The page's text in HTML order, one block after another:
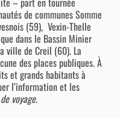
de communes Somme
(59), Vexin-Thelle
dans le Bassin Minier
ville de Creil (60). La
des places publiques. À
et grands habitants à
l’information et les
voyage.